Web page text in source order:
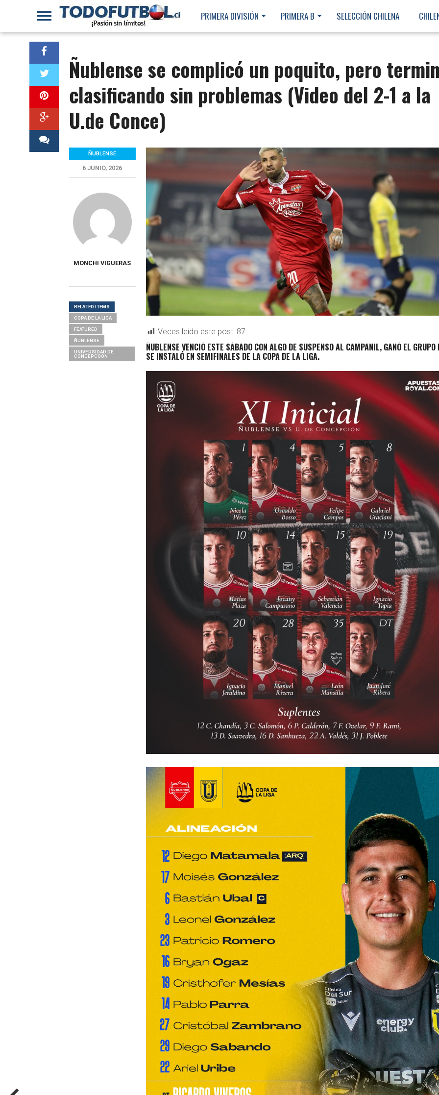
PRIMERA DIVISIÓN PRIMERA B SELECCIÓN CHILENA
Ñublense se complicó un poquito, pero
clasificando sin problemas (Video del 2-1 a la
U.de Conce)
Veces leído este post: 87
ÑUBLENSE VENCIÓ ESTE SÁBADO CON ALGO DE SUSPENSO AL CAMPANIL, GANÓ EL GRUPO
SE INSTALÓ EN SEMIFINALES DE LA COPA DE LA LIGA.
ÑUBLENSE
6 JUNIO, 2026
MONCHI VIGUERAS
RELATED ITEMS
COPA DE LA LIGA
FEATURED
ÑUBLENSE
UNIVERSIDAD DE
CONCEPCOON